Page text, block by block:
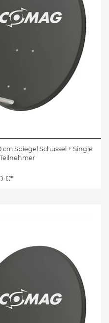
cm Spiegel Schüssel + Single
Teilnehmer
€*